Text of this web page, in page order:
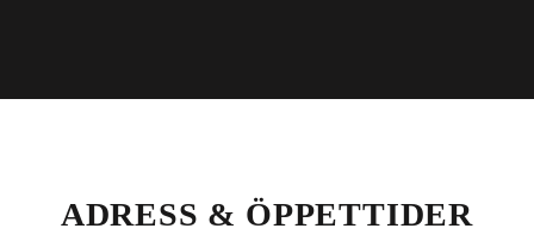
ADRESS & ÖPPETTIDER